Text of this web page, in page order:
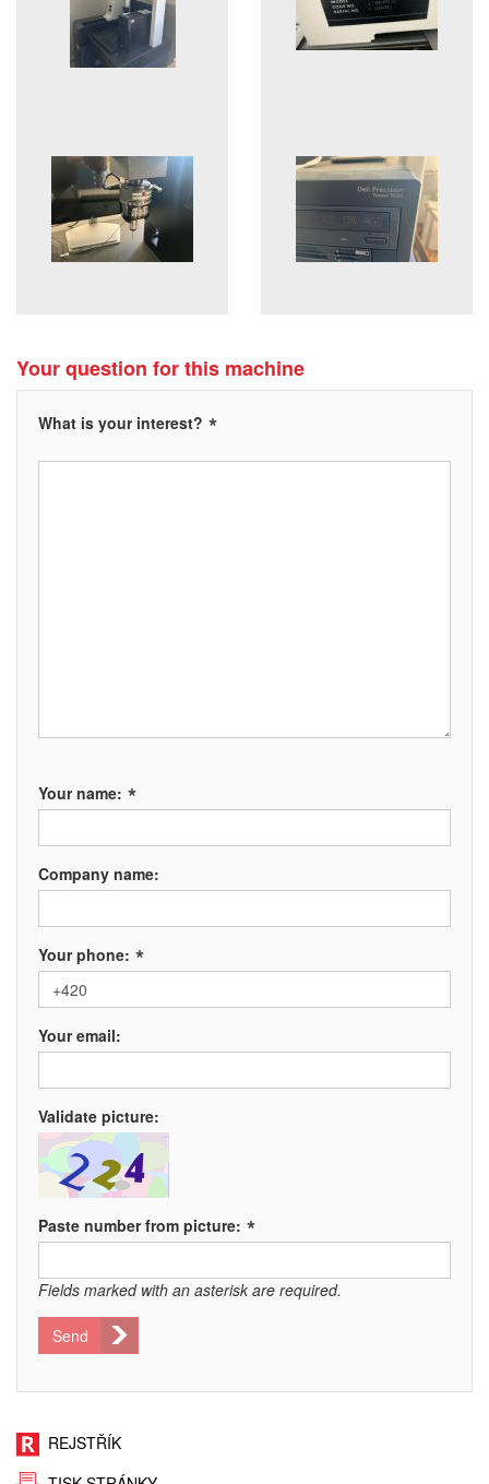
Your question for this machine
What is your interest? *
Your name: *
Company name:
Your phone: *
Your email:
Validate picture:
Paste number from picture: *
Fields marked with an asterisk are required.
Send
REJSTŘÍK